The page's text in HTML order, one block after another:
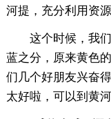
河提，充分利用资源
这个时候，我们
蓝之分，原来黄色
们几个好朋友兴奋
太好啦，可以到黄